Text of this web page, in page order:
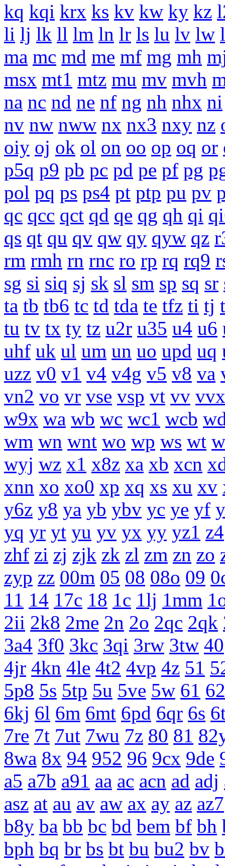
kq kqi krx ks kv kw ky kz
li lj lk ll lm ln lr ls lu lv lw
ma mc md me mf mg mh
msx mt1 mtz mu mv mvh
na nc nd ne nf ng nh nhx ni
nv nw nww nx nx3 nxy nz
oiy oj ok ol on oo op oq or
p5q p9 pb pc pd pe pf pg
pol pq ps ps4 pt ptp pu pv
qc qcc qct qd qe qg qh qi
qs qt qu qv qw qy qyw qz
rm rmh rn rnc ro rp rq rq9
sg si siq sj sk sl sm sp sq sr
ta tb tb6 tc td tda te tfz ti tj
tu tv tx ty tz u2r u35 u4 u6
uhf uk ul um un uo upd uq
uzz v0 v1 v4 v4g v5 v8 va
vn2 vo vr vse vsp vt vv vvx
w9x wa wb wc wc1 wcb
wm wn wnt wo wp ws wt
wyj wz x1 x8z xa xb xcn
xnn xo xo0 xp xq xs xu xv
y6z y8 ya yb ybv yc ye yf
yq yr yt yu yv yx yy yz1 z4
zhf zi zj zjk zk zl zm zn zo
zyp zz 00m 05 08 08o 09
11 14 17c 18 1c 1lj 1mm
2ii 2k8 2me 2n 2o 2qc 2qk
3a4 3f0 3kc 3qi 3rw 3tw 40
4jr 4kn 4le 4t2 4vp 4z 51
5p8 5s 5tp 5u 5ve 5w 61 62
6kj 6l 6m 6mt 6pd 6qr 6s
7re 7t 7ut 7wu 7z 80 81
8wa 8x 94 952 96 9cx 9de
a5 a7b a91 aa ac acn ad adj
asz at au av aw ax ay az az7
b8y ba bb bc bd bem bf bh
bph bq br bs bt bu bu2 bv